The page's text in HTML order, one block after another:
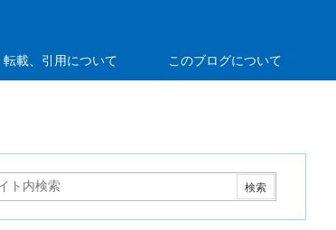
転載、引用について このブログについて